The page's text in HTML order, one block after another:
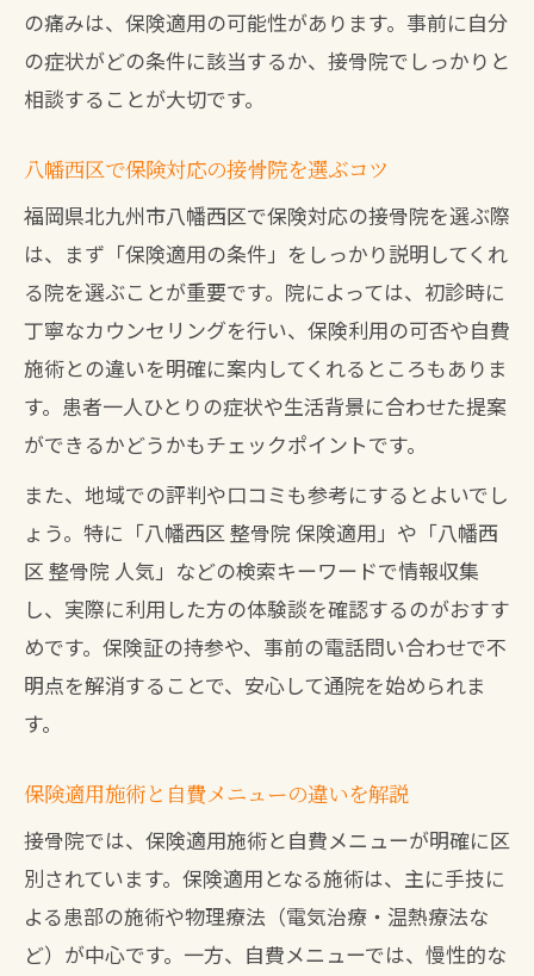
の痛みは、保険適用の可能性があります。事前に自分
の症状がどの条件に該当するか、接骨院でしっかりと
相談することが大切です。
八幡西区で保険対応の接骨院を選ぶコツ
福岡県北九州市八幡西区で保険対応の接骨院を選ぶ際
は、まず「保険適用の条件」をしっかり説明してくれ
る院を選ぶことが重要です。院によっては、初診時に
丁寧なカウンセリングを行い、保険利用の可否や自費
施術との違いを明確に案内してくれるところもありま
す。患者一人ひとりの症状や生活背景に合わせた提案
ができるかどうかもチェックポイントです。
また、地域での評判や口コミも参考にするとよいでし
ょう。特に「八幡西区 整骨院 保険適用」や「八幡西
区 整骨院 人気」などの検索キーワードで情報収集
し、実際に利用した方の体験談を確認するのがおすす
めです。保険証の持参や、事前の電話問い合わせで不
明点を解消することで、安心して通院を始められま
す。
保険適用施術と自費メニューの違いを解説
接骨院では、保険適用施術と自費メニューが明確に区
別されています。保険適用となる施術は、主に手技に
よる患部の施術や物理療法（電気治療・温熱療法な
ど）が中心です。一方、自費メニューでは、慢性的な